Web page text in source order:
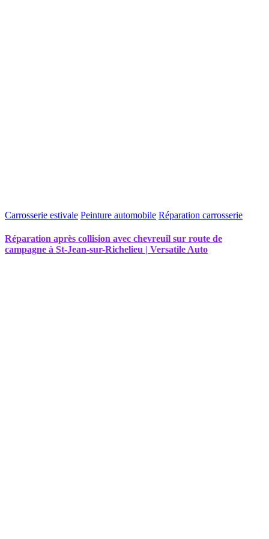
Carrosserie estivale Peinture automobile Réparation carrosserie
Réparation après collision avec chevreuil sur route de
campagne à St-Jean-sur-Richelieu | Versatile Auto